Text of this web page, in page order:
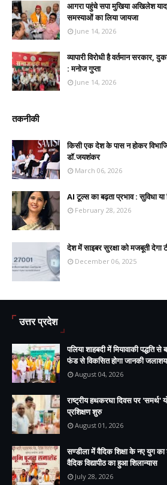
आगरा पहुंचे सपा मुखिया अखिलेश
समस्याओं का लिया जायजा
June 14, 2026
व्यापारी विरोधी है वर्तमान
: मनोज गुप्ता
June 14, 2026
तकनीकी
किसी एक देश के पास न होकर
डॉ.जयशंकर
March 06, 2026
AI टूल्स का बढ़ता प्रभाव : सुविधा या
February 28, 2026
देश में साइबर सुरक्षा को मजबूती देगा
December 06, 2025
उत्तर प्रदेश
पलिया शाहबदी में मियावाकी पद्धति
फंड से विकसित होगा जानकी जलाशय
August 04, 2026
राष्ट्रीय हथकरघा दिवस पर
प्रशिक्षण शुरु
August 01, 2026
सण्डीला में वैदिक शिक्षा के नए युग का
वैदिक विद्यापीठ का हुआ शिलान्यास
July 28, 2026